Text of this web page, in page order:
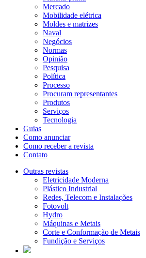
Mercado
Mobilidade elétrica
Moldes e matrizes
Naval
Negócios
Normas
Opinião
Pesquisa
Política
Processo
Procuram representantes
Produtos
Serviços
Tecnologia
Guias
Como anunciar
Como receber a revista
Contato
Outras revistas
Eletricidade Moderna
Plástico Industrial
Redes, Telecom e Instalações
Fotovolt
Hydro
Máquinas e Metais
Corte e Conformação de Metais
Fundição e Serviços